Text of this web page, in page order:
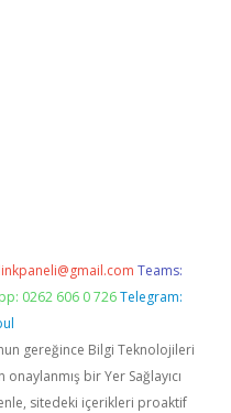
Teams:
0262 606 0 726 Telegram:
gereğince Bilgi Teknolojileri
bir Yer Sağlayıcı
sitedeki içerikleri proaktif